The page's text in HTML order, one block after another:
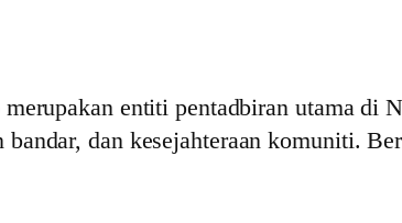
entiti pentadbiran utama di
bandar, dan kesejahteraan komuniti.